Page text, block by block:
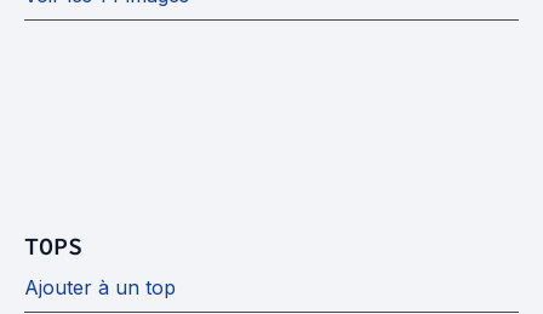
TOPS
Ajouter à un top